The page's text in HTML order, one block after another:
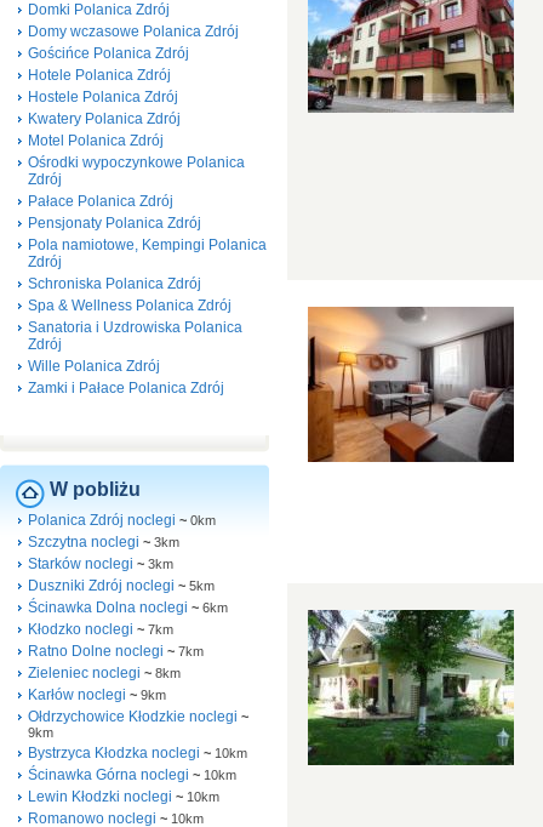
Domki Polanica Zdrój
Domy wczasowe Polanica Zdrój
Gościńce Polanica Zdrój
Hotele Polanica Zdrój
Hostele Polanica Zdrój
Kwatery Polanica Zdrój
Motel Polanica Zdrój
Ośrodki wypoczynkowe Polanica
Zdrój
Pałace Polanica Zdrój
Pensjonaty Polanica Zdrój
Pola namiotowe, Kempingi Polanica
Zdrój
Schroniska Polanica Zdrój
Spa & Wellness Polanica Zdrój
Sanatoria i Uzdrowiska Polanica
Zdrój
Wille Polanica Zdrój
Zamki i Pałace Polanica Zdrój
W pobliżu
Polanica Zdrój noclegi ~ 0km
Szczytna noclegi ~ 3km
Starków noclegi ~ 3km
Duszniki Zdrój noclegi ~ 5km
Ścinawka Dolna noclegi ~ 6km
Kłodzko noclegi ~ 7km
Ratno Dolne noclegi ~ 7km
Zieleniec noclegi ~ 8km
Karłów noclegi ~ 9km
Ołdrzychowice Kłodzkie noclegi ~
9km
Bystrzyca Kłodzka noclegi ~ 10km
Ścinawka Górna noclegi ~ 10km
Lewin Kłodzki noclegi ~ 10km
Romanowo noclegi ~ 10km